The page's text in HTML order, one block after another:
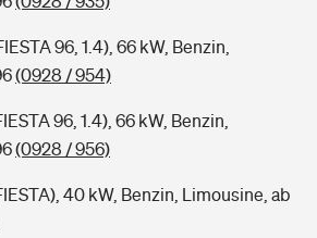
96, 1.4), 66 kW, Benzin,
(0928 / 954)
96, 1.4), 66 kW, Benzin,
(0928 / 956)
40 kW, Benzin, Limousine, ab